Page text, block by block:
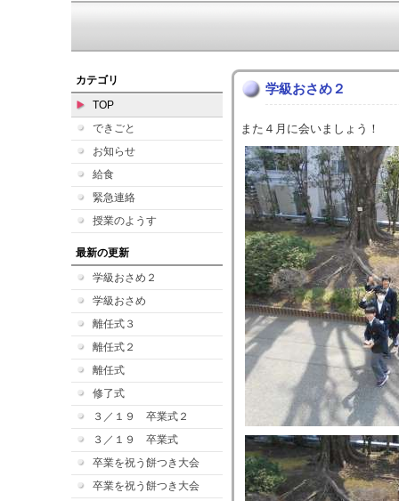
カテゴリ
TOP
できごと
お知らせ
給食
緊急連絡
授業のようす
最新の更新
学級おさめ２
学級おさめ
離任式３
離任式２
離任式
修了式
３／１９ 卒業式２
３／１９ 卒業式
卒業を祝う餅つき大会
卒業を祝う餅つき大会
学級おさめ２
また４月に会いましょう！